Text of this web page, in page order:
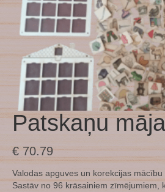
Patskaņu māja
€ 70.79
Valodas apguves un korekcijas mācību
Sastāv no 96 krāsainiem zīmējumiem,